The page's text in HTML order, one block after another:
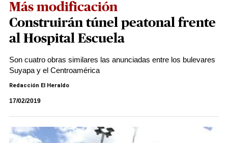
Más modificación
Construirán túnel peatonal frente
al Hospital Escuela
Son cuatro obras similares las anunciadas entre los bulevares
Suyapa y el Centroamérica
Redacción El Heraldo
17/02/2019